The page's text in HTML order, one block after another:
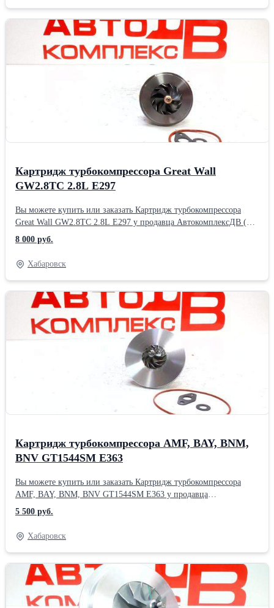
Картридж турбокомпрессора Great Wall
GW2.8TC 2.8L Е297
Вы можете купить или заказать Картридж турбокомпрессора
Great Wall GW2.8TC 2.8L Е297 у продавца АвтокомплексДВ (
Хабаровск )Производитель: Powertec
8 000 руб.
Хабаровск
Картридж турбокомпрессора AMF, BAY, BNM,
BNV GT1544SM Е363
Вы можете купить или заказать Картридж турбокомпрессора
AMF, BAY, BNM, BNV GT1544SM Е363 у продавца
АвтокомплексДВ ( Хабаровск )Производитель: Powertec
5 500 руб.
Хабаровск